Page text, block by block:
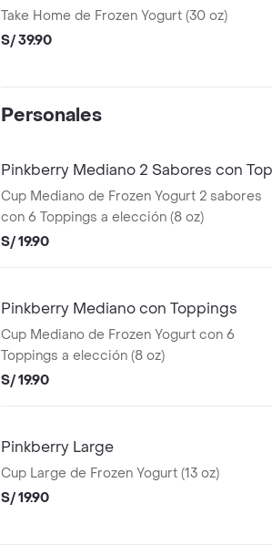
Take Home de Frozen Yogurt (30 oz)
S/ 39.90
Personales
Pinkberry Mediano 2 Sabores con
Cup Mediano de Frozen Yogurt 2 sabores
con 6 Toppings a elección (8 oz)
S/ 19.90
Pinkberry Mediano con Toppings
Cup Mediano de Frozen Yogurt con 6
Toppings a elección (8 oz)
S/ 19.90
Pinkberry Large
Cup Large de Frozen Yogurt (13 oz)
S/ 19.90